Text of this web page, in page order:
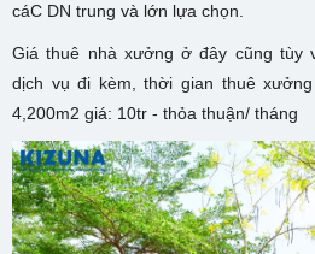
cáC DN trung và lớn lựa chọn.
Giá thuê nhà xưởng ở đây cũng tùy
dịch vụ đi kèm, thời gian thuê
4,200m2 giá: 10tr - thỏa thuận/ tháng